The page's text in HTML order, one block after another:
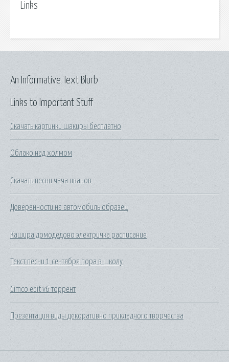
Links
Links to Important Stuff
Скачать картинки шакиры бесплатно
Облако над холмом
Скачать песни чача иванов
Доверенности на автомобиль образец
Кашира домодедово электричка расписание
Текст песни 1 сентября пора в школу
Cimco edit v6 торрент
Презентация виды декоративно прикладного творчества
An Informative Text Blurb